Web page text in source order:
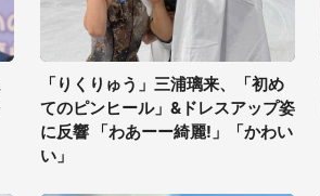
「りくりゅう」三浦璃来、「初め
てのピンヒール」&ドレスアップ姿
に反響 「わあーー綺麗!」「かわい
い」